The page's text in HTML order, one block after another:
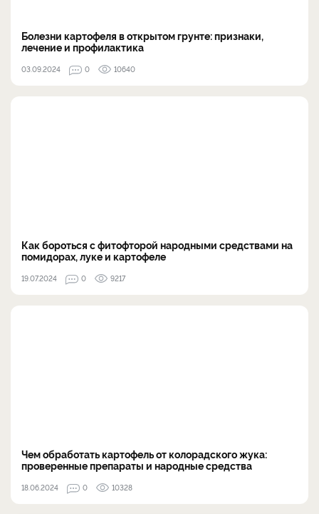
Болезни картофеля в открытом грунте: признаки,
лечение и профилактика
03.09.2024 0 10640
Как бороться с фитофторой народными средствами на
помидорах, луке и картофеле
19.07.2024 0 9217
Чем обработать картофель от колорадского жука:
проверенные препараты и народные средства
18.06.2024 0 10328